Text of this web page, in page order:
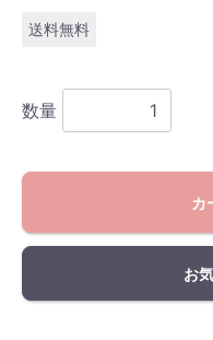
送料無料
数量
カ
お